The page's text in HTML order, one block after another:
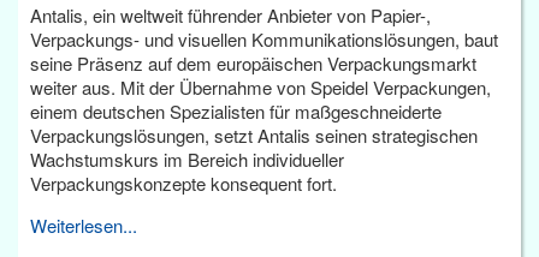
Antalis, ein weltweit führender Anbieter von Papier-,
Verpackungs- und visuellen Kommunikationslösungen, baut
seine Präsenz auf dem europäischen Verpackungsmarkt
weiter aus. Mit der Übernahme von Speidel Verpackungen,
einem deutschen Spezialisten für maßgeschneiderte
Verpackungslösungen, setzt Antalis seinen strategischen
Wachstumskurs im Bereich individueller
Verpackungskonzepte konsequent fort.
Weiterlesen...